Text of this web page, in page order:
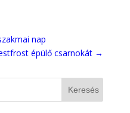
nap
épülő csarnokát →